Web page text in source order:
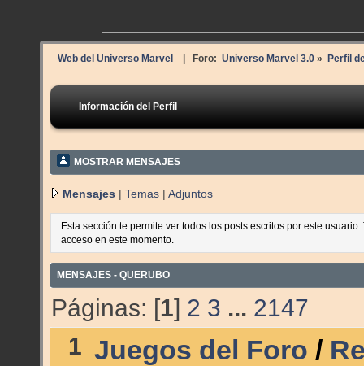
Web del Universo Marvel | Foro: Universo Marvel 3.0» Perfil
Información del Perfil
MOSTRAR MENSAJES
Mensajes | Temas | Adjuntos
Esta sección te permite ver todos los posts escritos por este
acceso en este momento.
MENSAJES - QUERUBO
Páginas: [1] 2 3 ... 2147
1 Juegos del Foro /